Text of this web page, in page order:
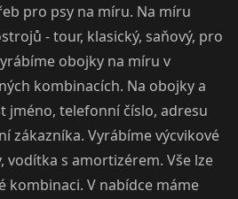
pro psy na míru. Na míru
- tour, klasický, saňový, pro
obojky na míru v
kombinacích. Na obojky a
jméno, telefonní číslo, adresu
zákazníka. Vyrábíme výcvikové
vodítka s amortizérem. Vše lze
kombinaci. V nabídce máme